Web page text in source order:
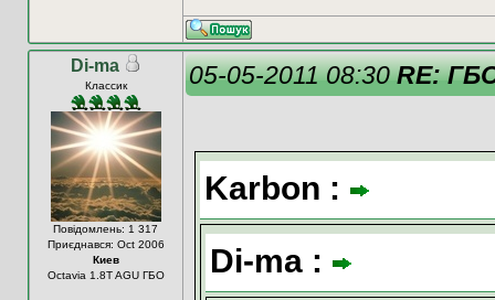
Di-ma
Классик
Повідомлень: 1 317
Приєднався: Oct 2006
Киев
Octavia 1.8T AGU ГБО
05-05-2011 08:30RE:
Karbon :
Di-ma :